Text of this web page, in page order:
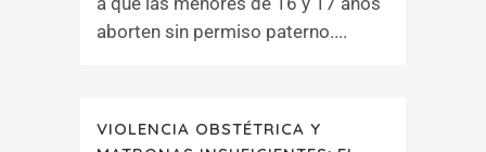
aborten sin permiso paterno....
VIOLENCIA OBSTÉTRICA Y